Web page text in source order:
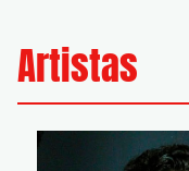
Artistas